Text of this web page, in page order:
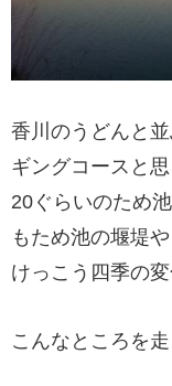
香川のうどんと
ギングコースと
20ぐらいのため
もため池の堰堤
けっこう四季の
こんなところを走